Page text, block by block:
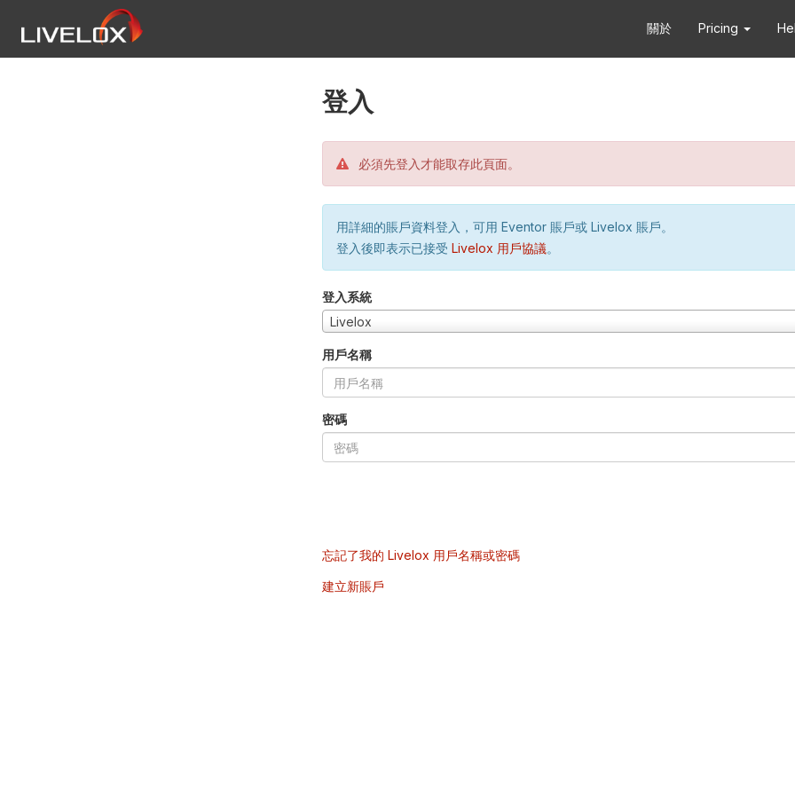
關於 Pricing
登入
必須先登入才能取存此頁面。
用詳細的賬戶資料登入，可用 Eventor 賬戶或 Livelox 賬戶。
登入後即表示已接受 Livelox 用戶協議。
登入系統
Livelox
用戶名稱
密碼
忘記了我的 Livelox 用戶名稱或密碼
建立新賬戶